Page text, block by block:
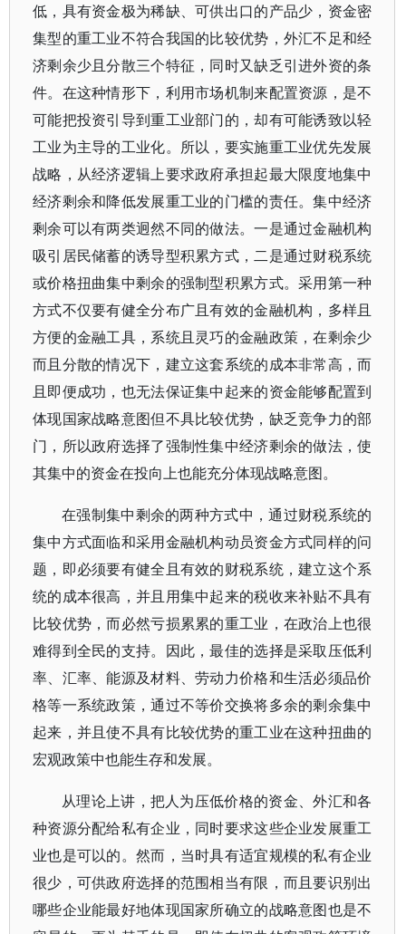
低，具有资金极为稀缺、可供出口的产品少，资金密
集型的重工业不符合我国的比较优势，外汇不足和经
济剩余少且分散三个特征，同时又缺乏引进外资的条
件。在这种情形下，利用市场机制来配置资源，是不
可能把投资引导到重工业部门的，却有可能诱致以轻
工业为主导的工业化。所以，要实施重工业优先发展
战略，从经济逻辑上要求政府承担起最大限度地集中
经济剩余和降低发展重工业的门槛的责任。集中经济
剩余可以有两类迥然不同的做法。一是通过金融机构
吸引居民储蓄的诱导型积累方式，二是通过财税系统
或价格扭曲集中剩余的强制型积累方式。采用第一种
方式不仅要有健全分布广且有效的金融机构，多样且
方便的金融工具，系统且灵巧的金融政策，在剩余少
而且分散的情况下，建立这套系统的成本非常高，而
且即便成功，也无法保证集中起来的资金能够配置到
体现国家战略意图但不具比较优势，缺乏竞争力的部
门，所以政府选择了强制性集中经济剩余的做法，使
其集中的资金在投向上也能充分体现战略意图。
在强制集中剩余的两种方式中，通过财税系统的
集中方式面临和采用金融机构动员资金方式同样的问
题，即必须要有健全且有效的财税系统，建立这个系
统的成本很高，并且用集中起来的税收来补贴不具有
比较优势，而必然亏损累累的重工业，在政治上也很
难得到全民的支持。因此，最佳的选择是采取压低利
率、汇率、能源及材料、劳动力价格和生活必须品价
格等一系统政策，通过不等价交换将多余的剩余集中
起来，并且使不具有比较优势的重工业在这种扭曲的
宏观政策中也能生存和发展。
从理论上讲，把人为压低价格的资金、外汇和各
种资源分配给私有企业，同时要求这些企业发展重工
业也是可以的。然而，当时具有适宜规模的私有企业
很少，可供政府选择的范围相当有限，而且要识别出
哪些企业能最好地体现国家所确立的战略意图也是不